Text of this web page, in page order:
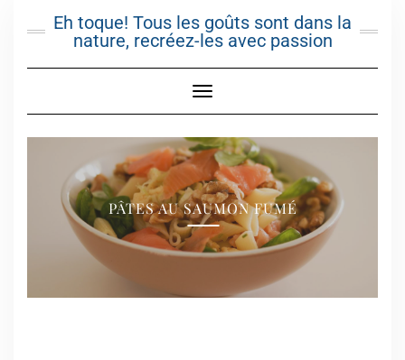
Eh toque! Tous les goûts sont dans la
nature, recréez-les avec passion
Toggle Navigation
PÂTES AU SAUMON FUMÉ